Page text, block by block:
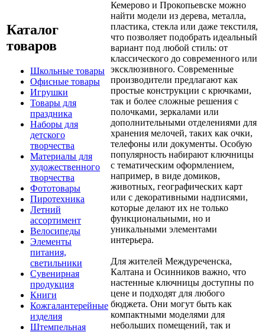
Каталог
товаров
Школьные товары
Офисные товары
Игрушки
Товары для
праздника
Наборы для
детского
творчества
Материалы для
художественного
творчества
Фототовары
Пиротехника
Летний
ассортимент
Велосипеды
Элементы
питания,
светильники
Сувенирная
продукция
Книги
Кожгалантерейные
изделия
Штемпельная
Кемерово и Прокопьевске можно
найти модели из дерева, металла,
пластика, стекла или даже текстиля,
что позволяет подобрать идеальный
вариант под любой стиль: от
классического до современного или
эксклюзивного. Современные
производители предлагают как
простые конструкции с крючками,
так и более сложные решения с
полочками, зеркалами или
дополнительными отделениями для
хранения мелочей, таких как очки,
телефоны или документы. Особую
популярность набирают ключницы
с тематическим оформлением,
например, в виде домиков,
животных, географических карт
или с декоративными надписями,
которые делают их не только
функциональными, но и
уникальными элементами
интерьера.
Для жителей Междуреченска,
Калтана и Осинников важно, что
настенные ключницы доступны по
цене и подходят для любого
бюджета. Они могут быть как
компактными моделями для
небольших помещений, так и